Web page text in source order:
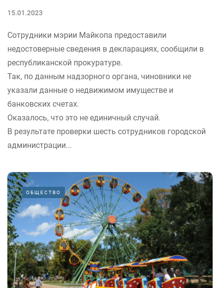
15.01.2023
Сотрудники мэрии Майкопа предоставили
недостоверные сведения в декларациях, сообщили в
республиканской прокуратуре.
Так, по данным надзорного органа, чиновники не
указали данные о недвижимом имуществе и
банковских счетах.
Оказалось, что это не единичный случай.
В результате проверки шесть сотрудников городской
администрации...
ОБЩЕСТВО